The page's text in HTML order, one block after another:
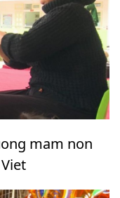
mam non